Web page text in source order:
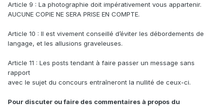
Article 9 : La photographie doit impérativement vous appartenir.
AUCUNE COPIE NE SERA PRISE EN COMPTE.
Article 10 : Il est vivement conseillé d’éviter les débordements de
langage, et les allusions graveleuses.
Article 11 : Les posts tendant à faire passer un message sans
rapport
avec le sujet du concours entraîneront la nullité de ceux-ci.
Pour discuter ou faire des commentaires à propos du